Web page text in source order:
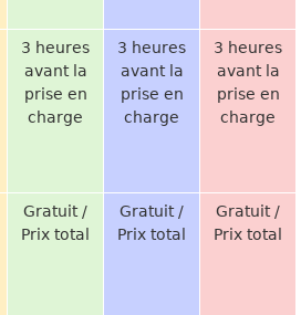
3 heures
avant la
prise en
charge
3 heures
avant la
prise en
charge
3 heures
avant la
prise en
charge
Gratuit /
Prix total
Gratuit /
Prix total
Gratuit /
Prix total